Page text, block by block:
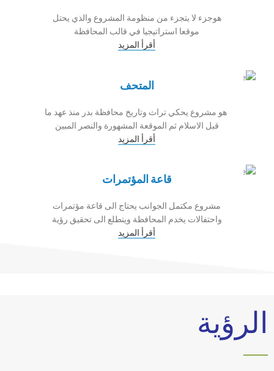
هوجزء لا يتجزء من منظومة المشروع والذي يحتل
موقعا استراتيجيا في قالب المحافظة
أقرأ المزيد
المتحف
هو مشروع يحكي تراث وتاريخ محافظة بدر منذ عهد ما
قبل الاسلام ثم الموقعة المشهورة والنصر المبين
أقرأ المزيد
قاعة المؤتمرات
مشروع مكتمل الجوانب يحتاج الى قاعة مؤتمرات
واحتفالات يخدم المحافظة ويتطلع الى تحقيق رؤية
أقرأ المزيد
الرؤية